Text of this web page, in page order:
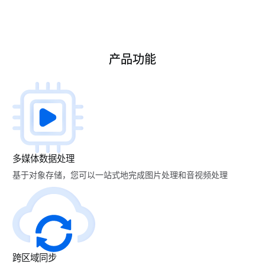
产品功能
多媒体数据处理
基于对象存储，您可以一站式地完成图片处理和音视频处理
跨区域同步